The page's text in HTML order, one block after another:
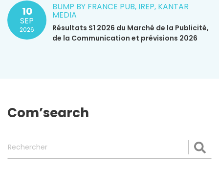
10
SEP
2026
BUMP BY FRANCE PUB, IREP, KANTAR
MEDIA
Résultats S1 2026 du Marché de la Publicité,
de la Communication et prévisions 2026
Com’search